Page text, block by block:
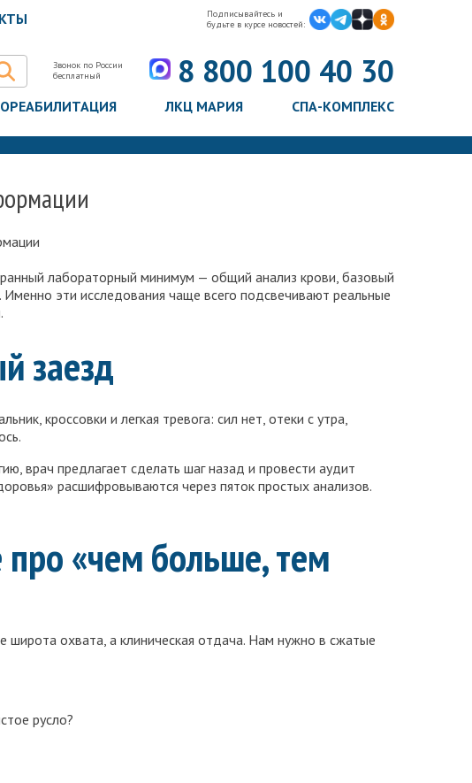
Подписывайтесь и
будьте в курсе новостей:
Звонок по России
бесплатный
8 800 100 40 30
ЛКЦ МАРИЯ СПА-КОМПЛЕКС
лабораторный минимум — общий анализ крови, базовый
эти исследования чаще всего подсвечивают реальные
заезд
кроссовки и легкая тревога: сил нет, отеки с утра,
врач предлагает сделать шаг назад и провести аудит
расшифровываются через пяток простых анализов.
про «чем больше, тем
широта охвата, а клиническая отдача. Нам нужно в сжатые
русло?